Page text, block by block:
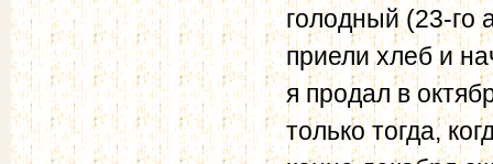
голодный (23-го
приели хлеб и
я продал в
только тогда,